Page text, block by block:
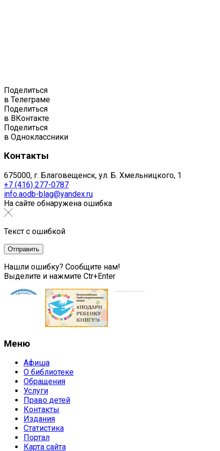
Поделиться
в Телеграме
Поделиться
в ВКонтакте
Поделиться
в Одноклассники
Контакты
675000, г. Благовещенск, ул. Б. Хмельницкого, 1
+7 (416) 277-0787
info.aodb-blag@yandex.ru
На сайте обнаружена ошибка
Текст с ошибкой
Нашли ошибку? Сообщите нам!
Выделите и нажмите Ctr+Enter
Меню
Афиша
О библиотеке
Обращения
Услуги
Право детей
Контакты
Издания
Статистика
Портал
Карта сайта